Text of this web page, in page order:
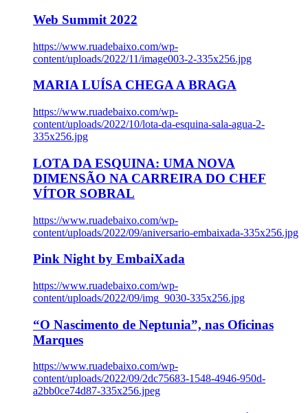
Web Summit 2022
https://www.ruadebaixo.com/wp-
content/uploads/2022/11/image003-2-335x256.jpg
MARIA LUÍSA CHEGA A BRAGA
https://www.ruadebaixo.com/wp-
content/uploads/2022/10/lota-da-esquina-sala-agua-2-
335x256.jpg
LOTA DA ESQUINA: UMA NOVA
DIMENSÃO NA CARREIRA DO CHEF
VÍTOR SOBRAL
https://www.ruadebaixo.com/wp-
content/uploads/2022/09/aniversario-embaixada-335x256.jpg
Pink Night by EmbaiXada
https://www.ruadebaixo.com/wp-
content/uploads/2022/09/img_9030-335x256.jpg
“O Nascimento de Neptunia”, nas Oficinas
Marques
https://www.ruadebaixo.com/wp-
content/uploads/2022/09/2dc75683-1548-4946-950d-
a2bb0ce74d87-335x256.jpeg